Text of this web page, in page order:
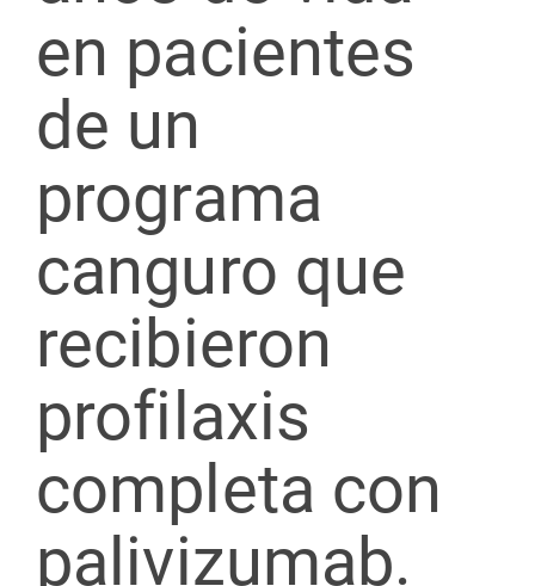
en pacientes
de un
programa
canguro que
recibieron
profilaxis
completa con
palivizumab.